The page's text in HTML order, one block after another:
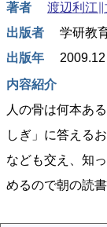
著者 渡辺利江∥
出版者
学研教
出版年
2009.12
内容紹介
人の骨は何本あ
しぎ」に答える
なども交え、知
めるので朝の読